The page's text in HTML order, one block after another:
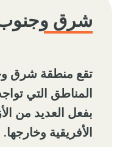
شرق وجنوب
تقع منطقة شرق
المناطق التي
بفعل العديد من
الأفريقية وخارجها.